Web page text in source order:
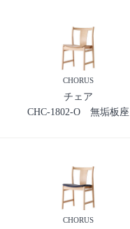
CHORUS
チェア
CHC-1802-O 無垢板座
CHORUS